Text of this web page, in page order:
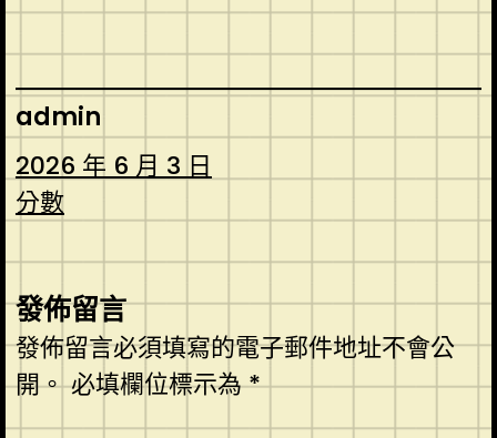
admin
2026 年 6 月 3 日
分數
發佈留言
發佈留言必須填寫的電子郵件地址不會公
開。必填欄位標示為*